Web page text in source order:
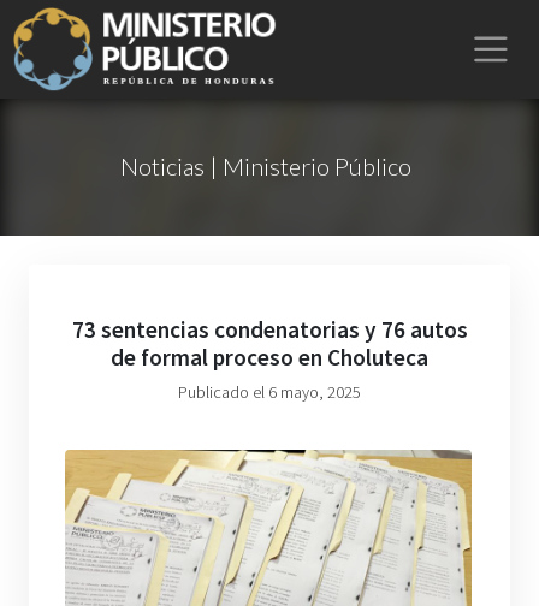
Noticias | Ministerio Público
73 sentencias condenatorias y 76 autos
de formal proceso en Choluteca
Publicado el 6 mayo, 2025